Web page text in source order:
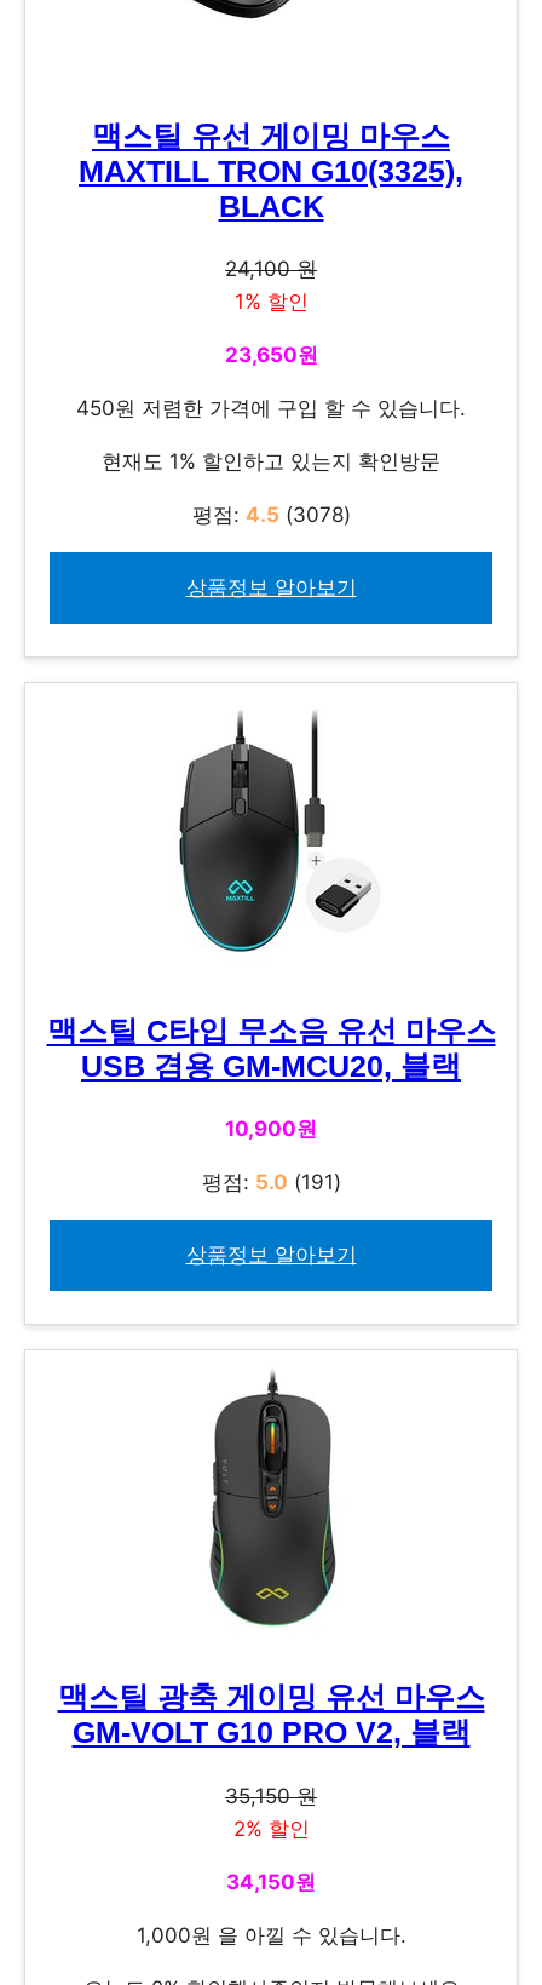
맥스틸 유선 게이밍 마우스
MAXTILL TRON G10(3325),
BLACK
24,100 원
1% 할인
23,650원
450원 저렴한 가격에 구입 할 수 있습니다.
현재도 1% 할인하고 있는지 확인방문
평점: 4.5 (3078)
상품정보 알아보기
맥스틸 C타입 무소음 유선 마우스
USB 겸용 GM-MCU20, 블랙
10,900원
평점: 5.0 (191)
상품정보 알아보기
맥스틸 광축 게이밍 유선 마우스
GM-VOLT G10 PRO V2, 블랙
35,150 원
2% 할인
34,150원
1,000원 을 아낄 수 있습니다.